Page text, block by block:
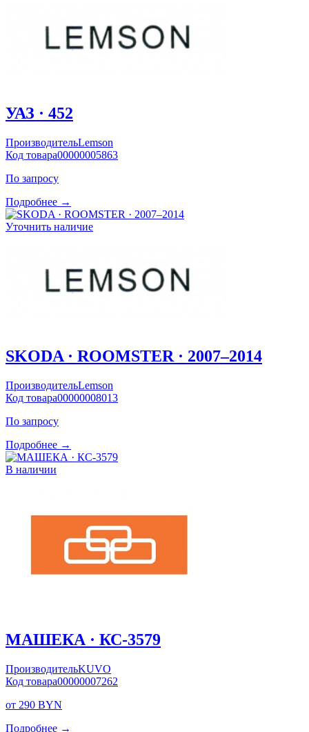
УАЗ · 452
ПроизводительLemson
Код товара00000005863
По запросу
Подробнее →
Уточнить наличие
SKODA · ROOMSTER · 2007–2014
ПроизводительLemson
Код товара00000008013
По запросу
Подробнее →
В наличии
МАШЕКА · КС-3579
ПроизводительKUVO
Код товара00000007262
от 290 BYN
Подробнее →